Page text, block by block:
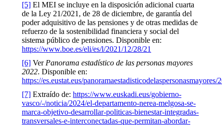
[5] El MEI se incluye en la disposición adicional cuarta
de la Ley 21/2021, de 28 de diciembre, de garantía del
poder adquisitivo de las pensiones y de otras medidas de
refuerzo de la sostenibilidad financiera y social del
sistema público de pensiones. Disponible en:
https://www.boe.es/eli/es/l/2021/12/28/21
[6] Ver Panorama estadístico de las personas mayores
2022. Disponible en:
https://es.eustat.eus/
[7] Extraído de: https://www.euskadi.eus/gobierno-
vasco/-/noticia/2024/el-departamento-nerea-melgosa-se-
marca-objetivo-desarrollar-politicas-bienestar-integradas-
transversales-e-interconectadas-que-permitan-abordar-